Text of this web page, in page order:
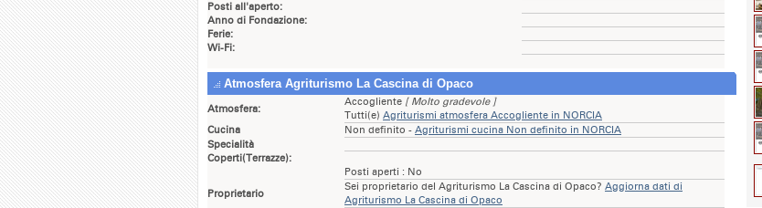
Posti all'aperto:
Anno di Fondazione:
Ferie:
Wi-Fi:
Atmosfera Agriturismo La Cascina di Opaco
Atmosfera:
Accogliente [ Molto gradevole ]
Tutti(e) Agriturismi atmosfera Accogliente in NORCIA
Cucina
Non definito - Agriturismi cucina Non definito in NORCIA
Specialità
Coperti(Terrazze):
Posti aperti : No
Proprietario
Sei proprietario del Agriturismo La Cascina di Opaco? Aggiorna dati di
Agriturismo La Cascina di Opaco